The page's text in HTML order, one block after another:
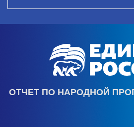
ОТЧЕТ ПО НАРОДНОЙ